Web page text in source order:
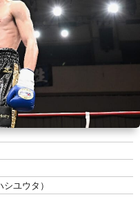
て
結
報
ー
会・
ユウタ）